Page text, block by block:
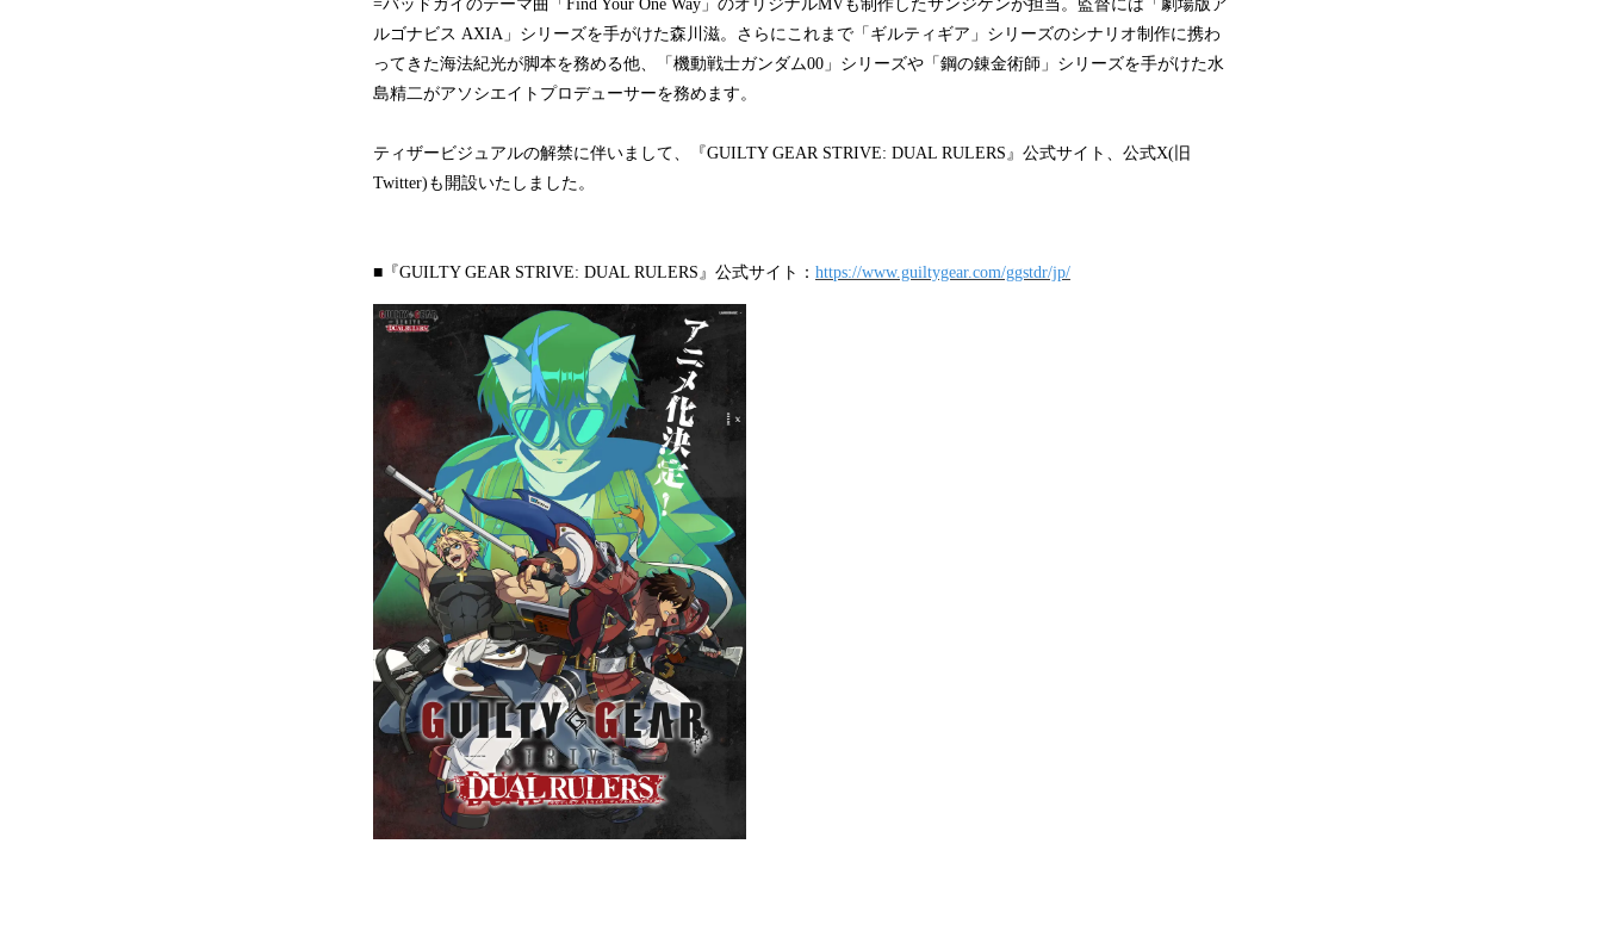
=バッドガイのテーマ曲「Find Your One Way」のオリジナルMVも制作したサンジゲンが担当。監督には「劇場版ア
ルゴナビス AXIA」シリーズを手がけた森川滋。さらにこれまで「ギルティギア」シリーズのシナリオ制作に携わ
ってきた海法紀光が脚本を務める他、「機動戦士ガンダム00」シリーズや「鋼の錬金術師」シリーズを手がけた水
島精二がアソシエイトプロデューサーを務めます。
ティザービジュアルの解禁に伴いまして、『GUILTY GEAR STRIVE: DUAL RULERS』公式サイト、公式X(旧
Twitter)も開設いたしました。
■『GUILTY GEAR STRIVE: DUAL RULERS』公式サイト： https://www.guiltygear.com/ggstdr/jp/